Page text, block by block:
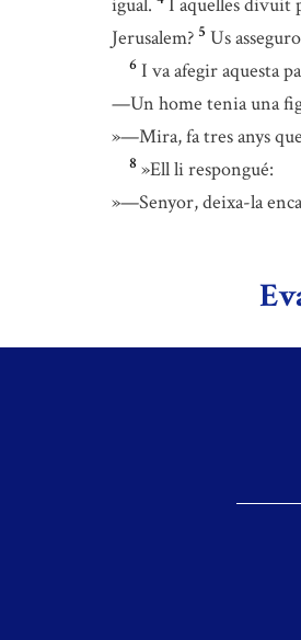
Jerusalem? 5 Us
6 I va afegir aquesta
—Un home tenia una
»—Mira, fa tres anys
8 »Ell li respongué:
»—Senyor, deixa-la